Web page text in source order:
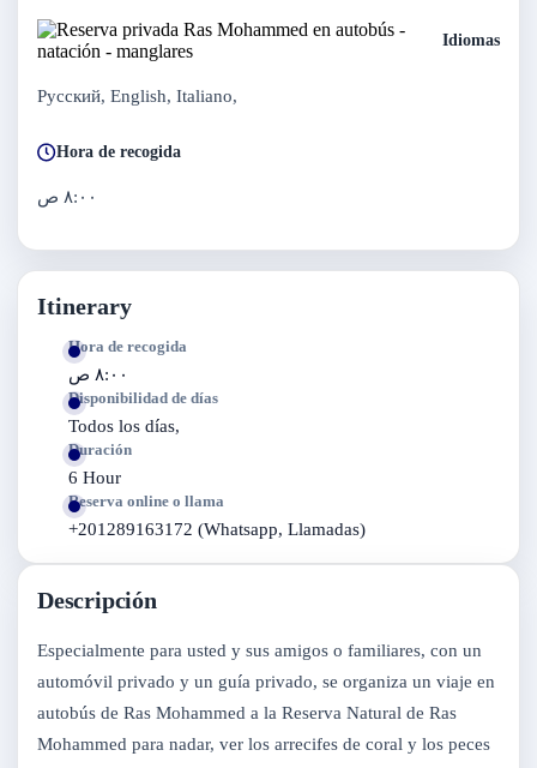
Idiomas
Русский, English, Italiano,
Hora de recogida
٨:٠٠ ص
Itinerary
Hora de recogida
٨:٠٠ ص
Disponibilidad de días
Todos los días,
Duración
6 Hour
Reserva online o llama
+201289163172 (Whatsapp, Llamadas)
Descripción
Especialmente para usted y sus amigos o familiares, con un
automóvil privado y un guía privado, se organiza un viaje en
autobús de Ras Mohammed a la Reserva Natural de Ras
Mohammed para nadar, ver los arrecifes de coral y los peces